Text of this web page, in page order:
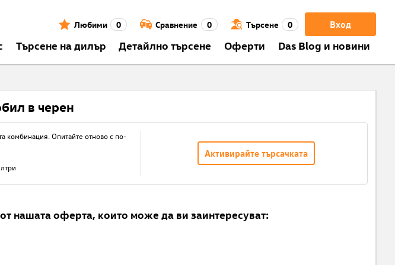
Вход
Любими 0 Сравнение 0 Търсене 0
Търсене на дилър Детайлно търсене Оферти Das Blog и новини
в черен
комбинация. Опитайте отново с по-
Активирайте търсачката
нашата оферта, които може да ви заинтересуват: